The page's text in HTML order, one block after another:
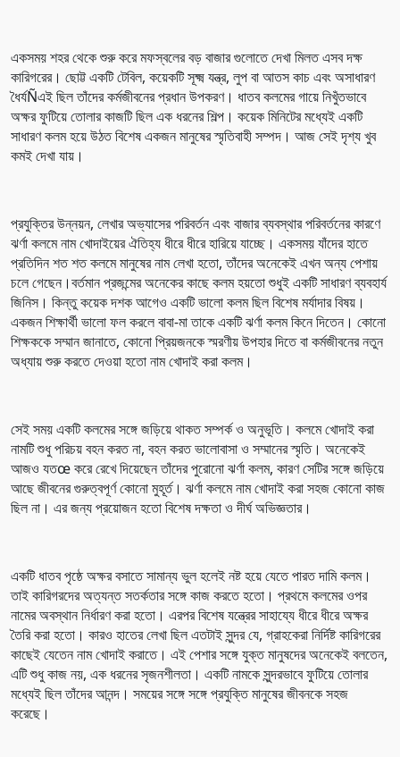
একসময় শহর থেকে শুরু করে মফস্বলের বড় বাজার গুলোতে দেখা মিলত এসব দক্ষ
কারিগরের। ছোট্ট একটি টেবিল, কয়েকটি সূক্ষ্ম যন্ত্র, লুপ বা আতস কাচ এবং অসাধারণ
ধৈর্যÑএই ছিল তাঁদের কর্মজীবনের প্রধান উপকরণ। ধাতব কলমের গায়ে নিখুঁতভাবে
অক্ষর ফুটিয়ে তোলার কাজটি ছিল এক ধরনের শিল্প। কয়েক মিনিটের মধ্যেই একটি
সাধারণ কলম হয়ে উঠত বিশেষ একজন মানুষের স্মৃতিবাহী সম্পদ। আজ সেই দৃশ্য খুব
কমই দেখা যায়।
প্রযুক্তির উন্নয়ন, লেখার অভ্যাসের পরিবর্তন এবং বাজার ব্যবস্থার পরিবর্তনের কারণে
ঝর্ণা কলমে নাম খোদাইয়ের ঐতিহ্য ধীরে ধীরে হারিয়ে যাচ্ছে। একসময় যাঁদের হাতে
প্রতিদিন শত শত কলমে মানুষের নাম লেখা হতো, তাঁদের অনেকেই এখন অন্য পেশায়
চলে গেছেন।বর্তমান প্রজন্মের অনেকের কাছে কলম হয়তো শুধুই একটি সাধারণ ব্যবহার্য
জিনিস। কিন্তু কয়েক দশক আগেও একটি ভালো কলম ছিল বিশেষ মর্যাদার বিষয়।
একজন শিক্ষার্থী ভালো ফল করলে বাবা-মা তাকে একটি ঝর্ণা কলম কিনে দিতেন। কোনো
শিক্ষককে সম্মান জানাতে, কোনো প্রিয়জনকে স্মরণীয় উপহার দিতে বা কর্মজীবনের নতুন
অধ্যায় শুরু করতে দেওয়া হতো নাম খোদাই করা কলম।
সেই সময় একটি কলমের সঙ্গে জড়িয়ে থাকত সম্পর্ক ও অনুভূতি। কলমে খোদাই করা
নামটি শুধু পরিচয় বহন করত না, বহন করত ভালোবাসা ও সম্মানের স্মৃতি। অনেকেই
আজও যতœ করে রেখে দিয়েছেন তাঁদের পুরোনো ঝর্ণা কলম, কারণ সেটির সঙ্গে জড়িয়ে
আছে জীবনের গুরুত্বপূর্ণ কোনো মুহূর্ত। ঝর্ণা কলমে নাম খোদাই করা সহজ কোনো কাজ
ছিল না। এর জন্য প্রয়োজন হতো বিশেষ দক্ষতা ও দীর্ঘ অভিজ্ঞতার।
একটি ধাতব পৃষ্ঠে অক্ষর বসাতে সামান্য ভুল হলেই নষ্ট হয়ে যেতে পারত দামি কলম।
তাই কারিগরদের অত্যন্ত সতর্কতার সঙ্গে কাজ করতে হতো। প্রথমে কলমের ওপর
নামের অবস্থান নির্ধারণ করা হতো। এরপর বিশেষ যন্ত্রের সাহায্যে ধীরে ধীরে অক্ষর
তৈরি করা হতো। কারও হাতের লেখা ছিল এতটাই সুন্দর যে, গ্রাহকেরা নির্দিষ্ট কারিগরের
কাছেই যেতেন নাম খোদাই করাতে। এই পেশার সঙ্গে যুক্ত মানুষদের অনেকেই বলতেন,
এটি শুধু কাজ নয়, এক ধরনের সৃজনশীলতা। একটি নামকে সুন্দরভাবে ফুটিয়ে তোলার
মধ্যেই ছিল তাঁদের আনন্দ। সময়ের সঙ্গে সঙ্গে প্রযুক্তি মানুষের জীবনকে সহজ
করেছে।